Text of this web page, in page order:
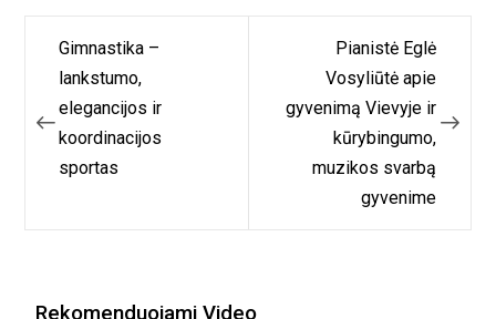
Navigacija
tarp
įrašų
Gimnastika –
lankstumo,
elegancijos ir
koordinacijos
sportas
Pianistė Eglė
Vosyliūtė apie
gyvenimą Vievyje ir
kūrybingumo,
muzikos svarbą
gyvenime
Rekomenduojami Video